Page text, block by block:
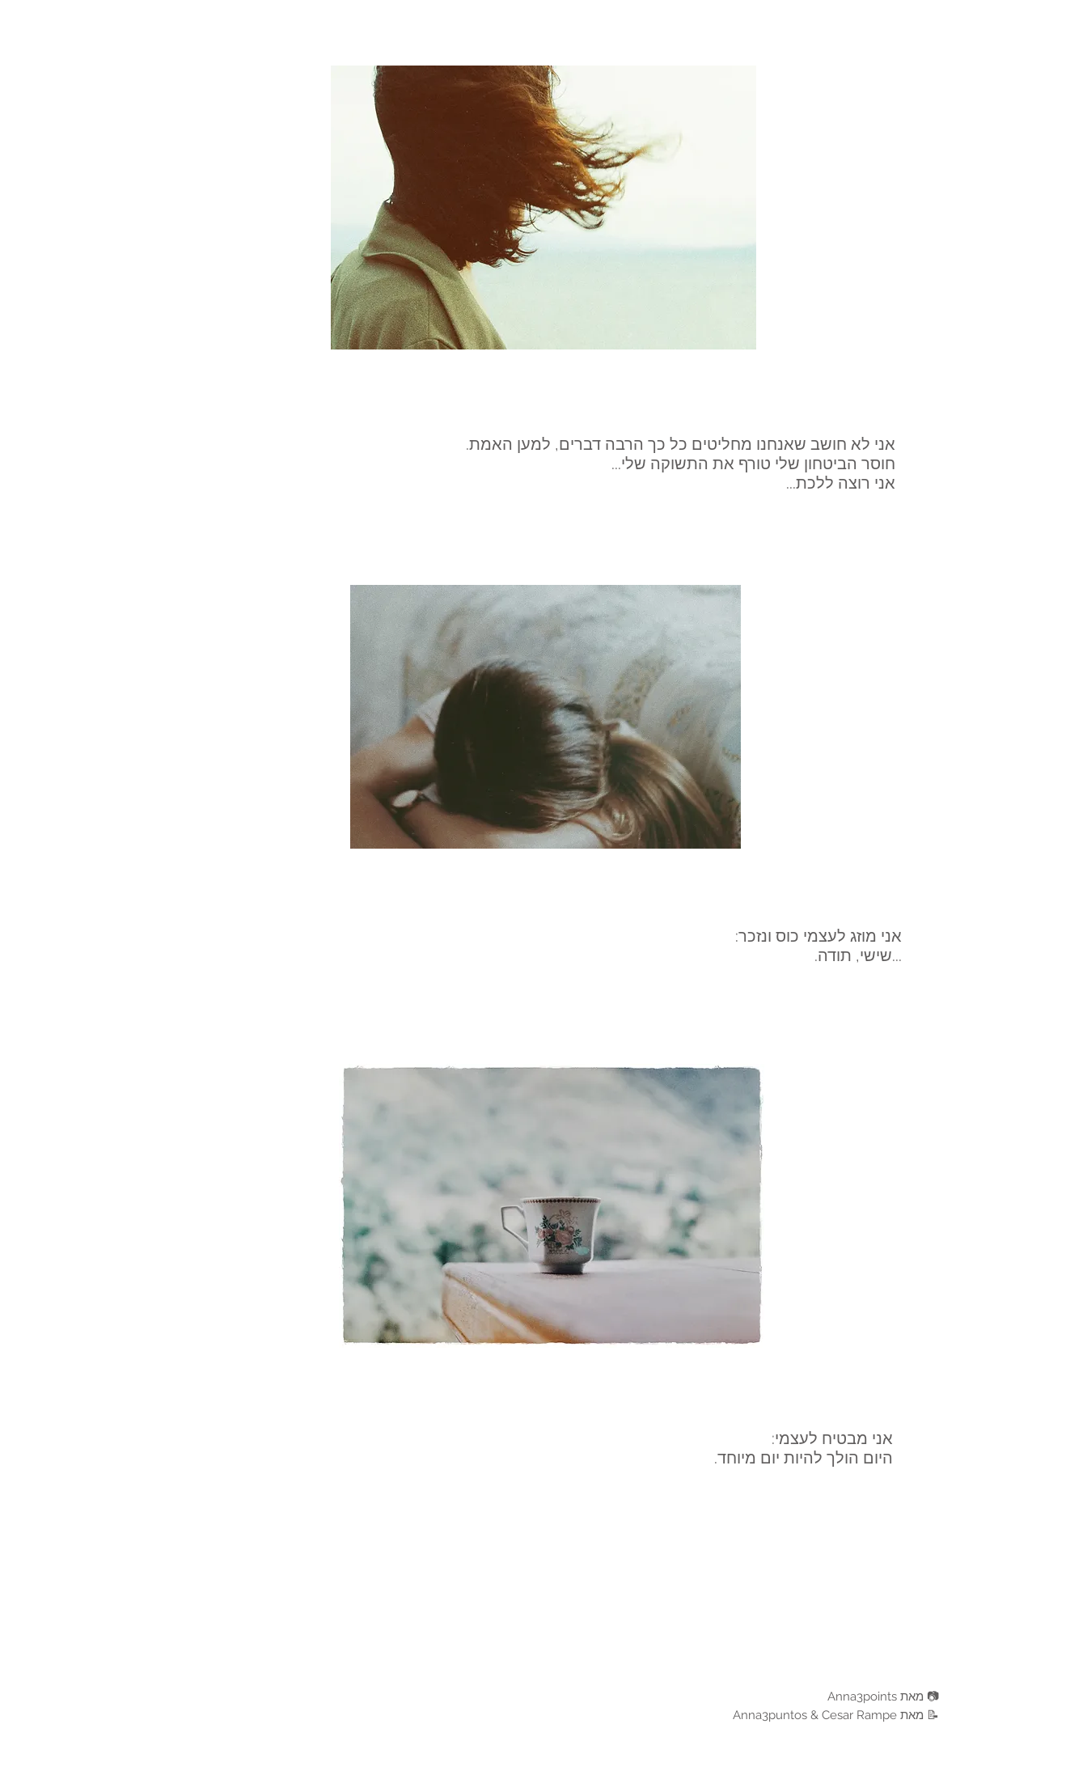
אני לא חושב שאנחנו מחליטים כל כך הרבה דברים, למען האמת.
חוסר הביטחון שלי טורף את התשוקה שלי...
אני רוצה ללכת...
אני מוזג לעצמי כוס ונזכר:
...שישי, תודה.
אני מבטיח לעצמי:
היום הולך להיות יום מיוחד.
📷 מאת Anna3points
📝 מאת Anna3puntos & Cesar Rampe